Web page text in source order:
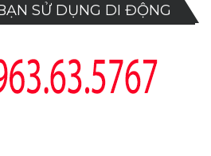
SỬ DỤNG DI ĐỘNG